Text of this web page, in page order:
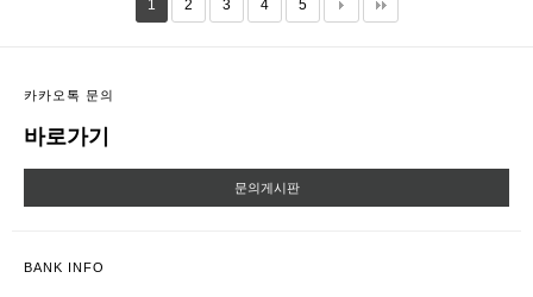
1 2 3 4 5
카카오톡 문의
바로가기
문의게시판
BANK INFO